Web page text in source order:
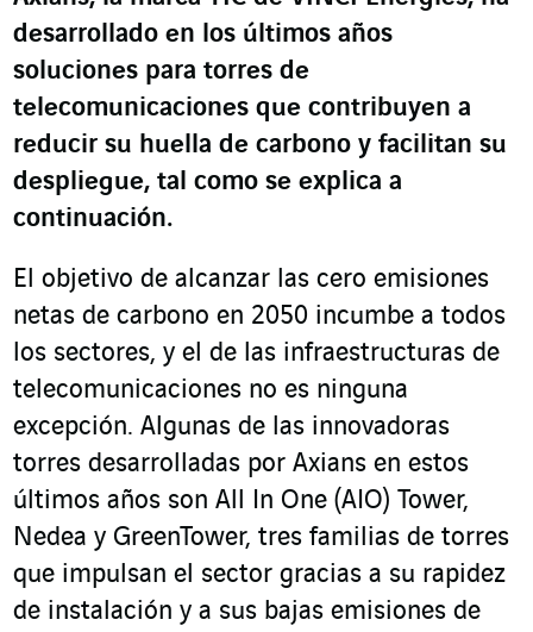
desarrollado en los últimos años
soluciones para torres de
telecomunicaciones que contribuyen a
reducir su huella de carbono y facilitan su
despliegue, tal como se explica a
continuación.
El objetivo de alcanzar las cero emisiones
netas de carbono en 2050 incumbe a todos
los sectores, y el de las infraestructuras de
telecomunicaciones no es ninguna
excepción. Algunas de las innovadoras
torres desarrolladas por Axians en estos
últimos años son All In One (AIO) Tower,
Nedea y GreenTower, tres familias de torres
que impulsan el sector gracias a su rapidez
de instalación y a sus bajas emisiones de